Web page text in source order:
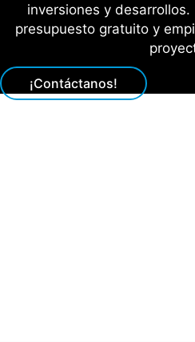
inversiones y desarrollos.
presupuesto gratuito y
¡Contáctanos!